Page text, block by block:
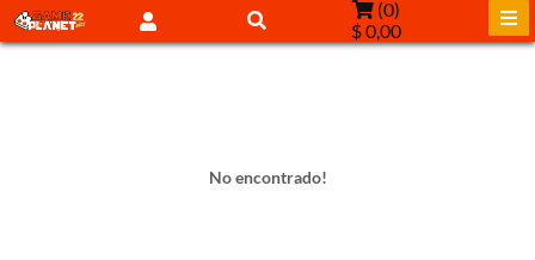
(0)
$ 0,00
No encontrado!